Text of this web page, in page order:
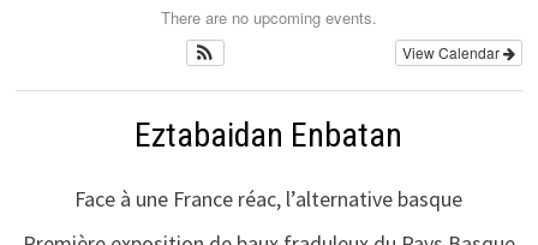
There are no upcoming events.
View Calendar
Eztabaidan Enbatan
Face à une France réac, l’alternative basque